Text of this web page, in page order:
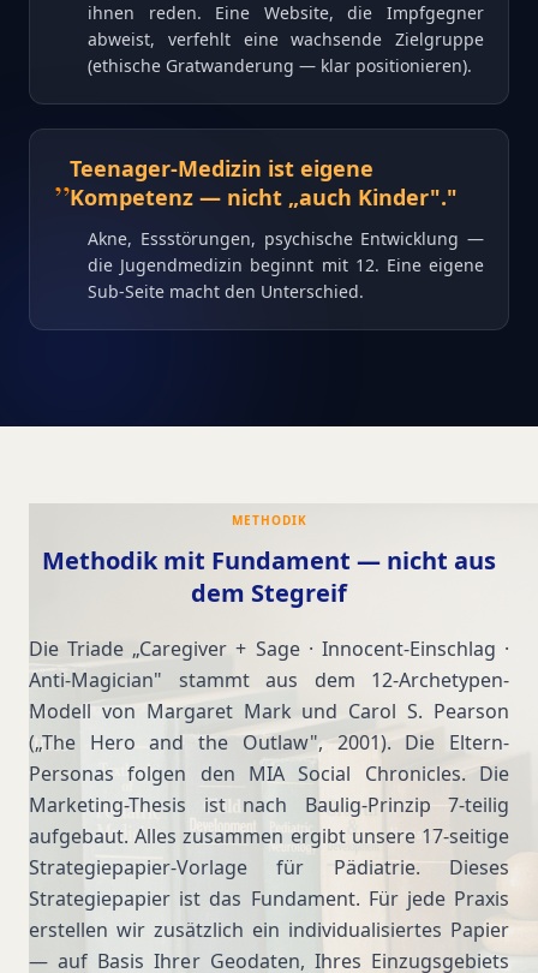
ihnen reden. Eine Website, die Impfgegner
abweist, verfehlt eine wachsende Zielgruppe
(ethische Gratwanderung — klar positionieren).
„Teenager-Medizin ist eigene
Kompetenz — nicht „auch Kinder"."
Akne, Essstörungen, psychische Entwicklung —
die Jugendmedizin beginnt mit 12. Eine eigene
Sub-Seite macht den Unterschied.
METHODIK
Methodik mit Fundament — nicht aus
dem Stegreif
Die Triade „Caregiver + Sage · Innocent-Einschlag ·
Anti-Magician" stammt aus dem 12-Archetypen-
Modell von Margaret Mark und Carol S. Pearson
(„The Hero and the Outlaw", 2001). Die Eltern-
Personas folgen den MIA Social Chronicles. Die
Marketing-Thesis ist nach Baulig-Prinzip 7-teilig
aufgebaut. Alles zusammen ergibt unsere 17-seitige
Strategiepapier-Vorlage für Pädiatrie. Dieses
Strategiepapier ist das Fundament. Für jede Praxis
erstellen wir zusätzlich ein individualisiertes Papier
— auf Basis Ihrer Geodaten, Ihres Einzugsgebiets